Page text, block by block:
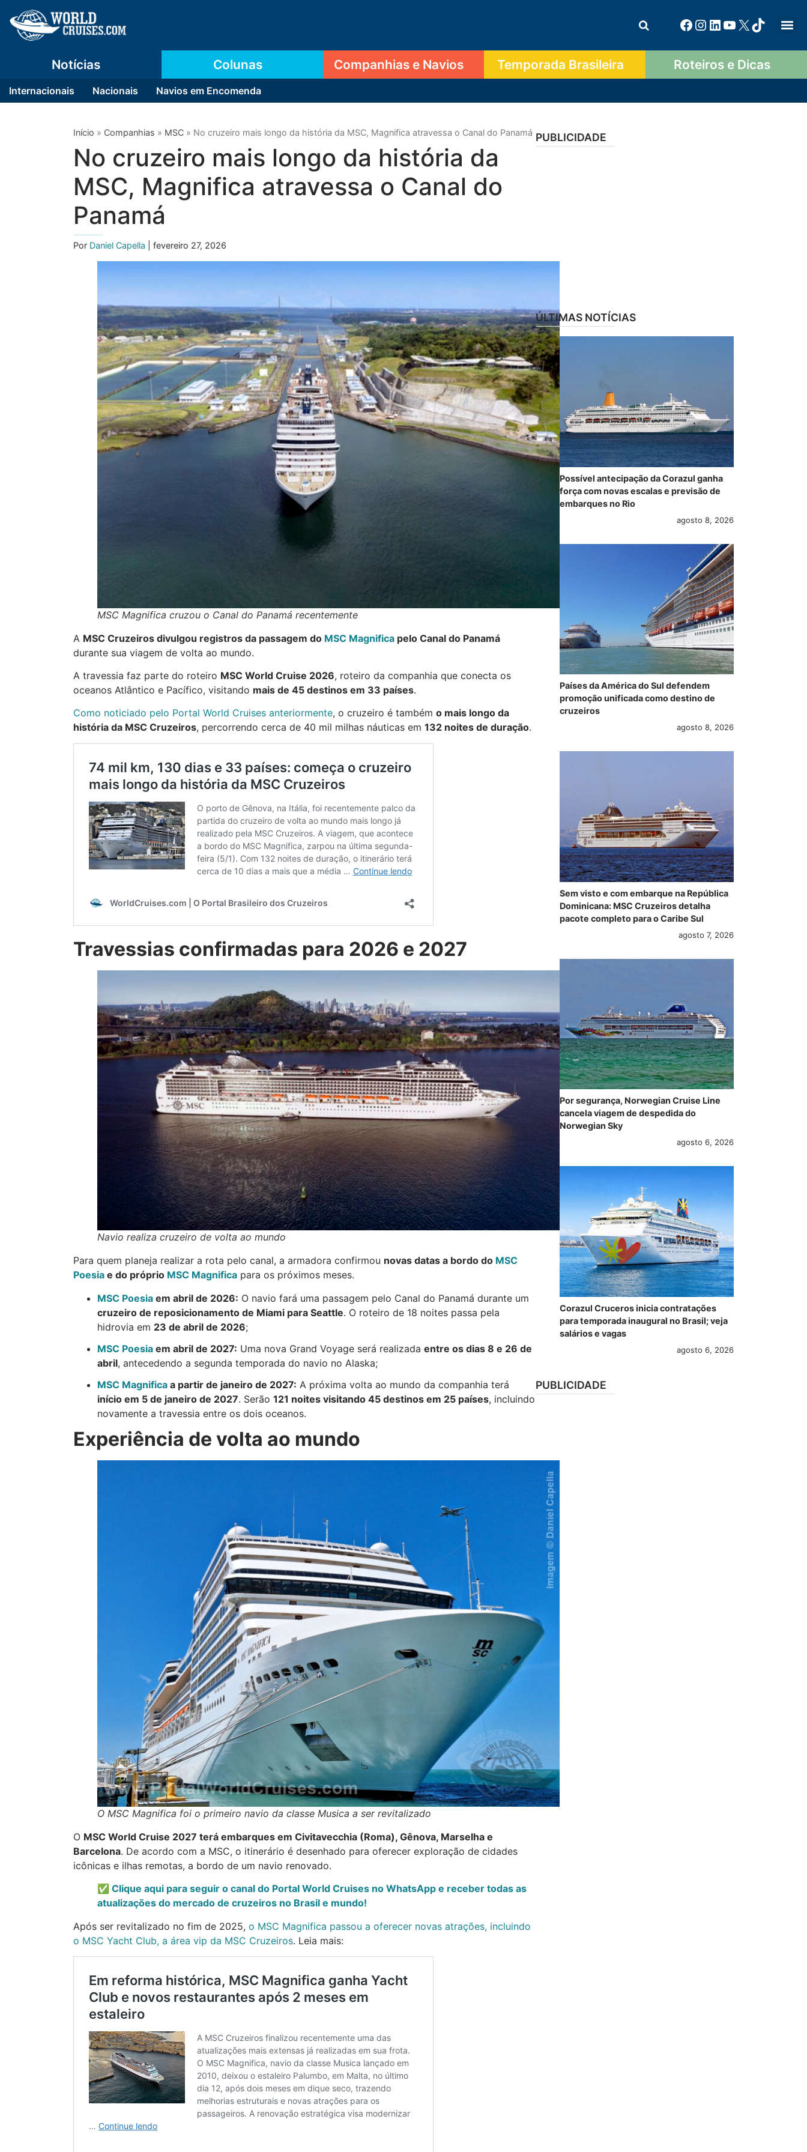
Notícias
Internacionais Nacionais Navios em Encomenda
Colunas Companhias e Navios Temporada Brasileira Roteiros e Dicas
Início » Companhias » MSC » No cruzeiro mais longo da história da MSC, Magnifica atravessa o Canal do Panamá
No cruzeiro mais longo da história da
MSC, Magnifica atravessa o Canal do
Panamá
Por Daniel Capella | fevereiro 27, 2026
MSC Magnifica cruzou o Canal do Panamá recentemente
A MSC Cruzeiros divulgou registros da passagem do MSC Magnifica pelo Canal do Panamá
durante sua viagem de volta ao mundo.
A travessia faz parte do roteiro MSC World Cruise 2026, roteiro da companhia que conecta os
oceanos Atlântico e Pacífico, visitando mais de 45 destinos em 33 países.
Como noticiado pelo Portal World Cruises anteriormente, o cruzeiro é também o mais longo da
história da MSC Cruzeiros, percorrendo cerca de 40 mil milhas náuticas em 132 noites de duração.
Travessias confirmadas para 2026 e 2027
Navio realiza cruzeiro de volta ao mundo
Para quem planeja realizar a rota pelo canal, a armadora confirmou novas datas a bordo do MSC
Poesia e do próprio MSC Magnifica para os próximos meses.
MSC Poesia em abril de 2026: O navio fará uma passagem pelo Canal do Panamá durante um
cruzeiro de reposicionamento de Miami para Seattle. O roteiro de 18 noites passa pela
hidrovia em 23 de abril de 2026;
MSC Poesia em abril de 2027: Uma nova Grand Voyage será realizada entre os dias 8 e 26 de
abril, antecedendo a segunda temporada do navio no Alaska;
MSC Magnifica a partir de janeiro de 2027: A próxima volta ao mundo da companhia terá
início em 5 de janeiro de 2027. Serão 121 noites visitando 45 destinos em 25 países, incluindo
novamente a travessia entre os dois oceanos.
Experiência de volta ao mundo
O MSC Magnifica foi o primeiro navio da classe Musica a ser revitalizado
O MSC World Cruise 2027 terá embarques em Civitavecchia (Roma), Gênova, Marselha e
Barcelona. De acordo com a MSC, o itinerário é desenhado para oferecer exploração de cidades
icônicas e ilhas remotas, a bordo de um navio renovado.
✅ Clique aqui para seguir o canal do Portal World Cruises no WhatsApp e receber todas as
atualizações do mercado de cruzeiros no Brasil e mundo!
Após ser revitalizado no fim de 2025, o MSC Magnifica passou a oferecer novas atrações, incluindo
o MSC Yacht Club, a área vip da MSC Cruzeiros. Leia mais:
PUBLICIDADE
ÚLTIMAS NOTÍCIAS
Possível antecipação da Corazul ganha
força com novas escalas e previsão de
embarques no Rio
agosto 8, 2026
Países da América do Sul defendem
promoção unificada como destino de
cruzeiros
agosto 8, 2026
Sem visto e com embarque na República
Dominicana: MSC Cruzeiros detalha
pacote completo para o Caribe Sul
agosto 7, 2026
Por segurança, Norwegian Cruise Line
cancela viagem de despedida do
Norwegian Sky
agosto 6, 2026
Corazul Cruceros inicia contratações
para temporada inaugural no Brasil; veja
salários e vagas
agosto 6, 2026
PUBLICIDADE